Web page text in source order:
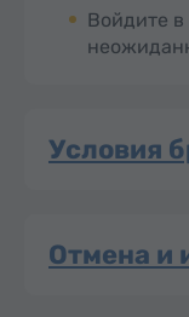
Войдите
Условия
Отмена и